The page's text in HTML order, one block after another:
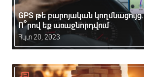
GPS թե բարոյական կողմնացույց.
Ո՞րով եք առաջնորդվում
Հկտ 20, 2023